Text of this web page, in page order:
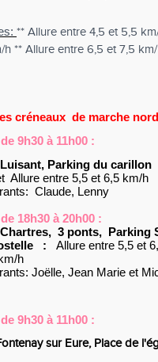
** Allure entre 4,5 et 5,5
h ** Allure entre 6,5 et 7,5
créneaux de marche
9h30 à 11h00 :
Luisant, Parking du carillon
Allure entre 5,5 et 6,5 km/h
Claude, Lenny
18h30 à 20h00 :
Chartres, 3 ponts, Parking
:
Allure entre 5,5 et
h
Joëlle, Jean Marie et
9h30 à 11h00 :
sur Eure, Place de